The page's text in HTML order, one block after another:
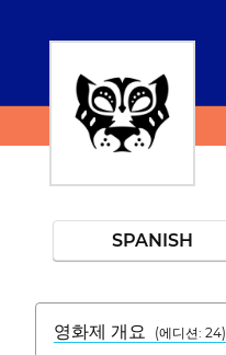
SPANISH
영화제 개요 (에디션: 24)